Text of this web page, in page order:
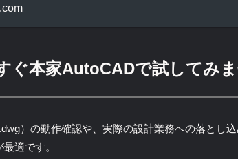
ぐ本家AutoCADで試してみ
）の動作確認や、実際の設計業務への落とし
適です。